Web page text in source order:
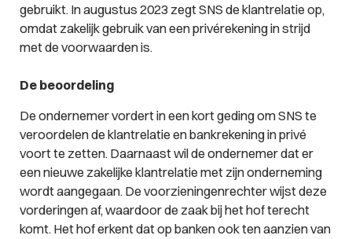
gebruikt. In augustus 2023 zegt SNS de klantrelatie op,
omdat zakelijk gebruik van een privérekening in strijd
met de voorwaarden is.
De beoordeling
De ondernemer vordert in een kort geding om SNS te
veroordelen de klantrelatie en bankrekening in privé
voort te zetten. Daarnaast wil de ondernemer dat er
een nieuwe zakelijke klantrelatie met zijn onderneming
wordt aangegaan. De voorzieningenrechter wijst deze
vorderingen af, waardoor de zaak bij het hof terecht
komt. Het hof erkent dat op banken ook ten aanzien van